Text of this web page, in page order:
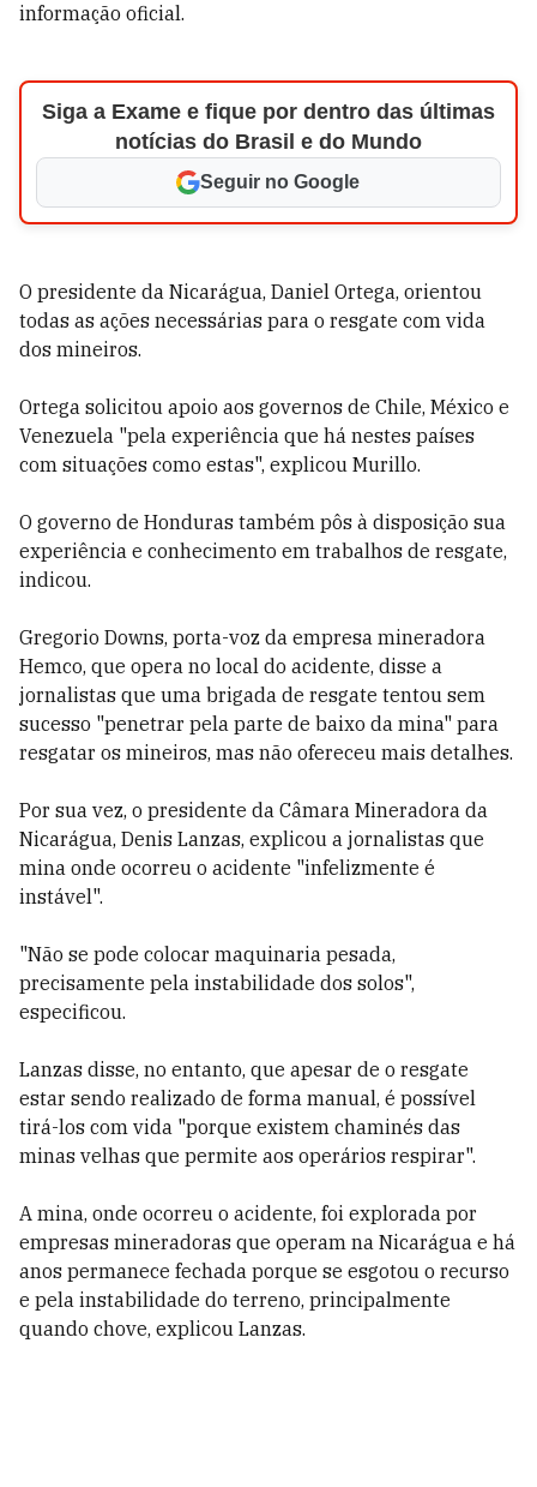
informação oficial.
Siga a Exame e fique por dentro das últimas
notícias do Brasil e do Mundo
Seguir no Google
O presidente da Nicarágua, Daniel Ortega, orientou
todas as ações necessárias para o resgate com vida
dos mineiros.
Ortega solicitou apoio aos governos de Chile, México e
Venezuela "pela experiência que há nestes países
com situações como estas", explicou Murillo.
O governo de Honduras também pôs à disposição sua
experiência e conhecimento em trabalhos de resgate,
indicou.
Gregorio Downs, porta-voz da empresa mineradora
Hemco, que opera no local do acidente, disse a
jornalistas que uma brigada de resgate tentou sem
sucesso "penetrar pela parte de baixo da mina" para
resgatar os mineiros, mas não ofereceu mais detalhes.
Por sua vez, o presidente da Câmara Mineradora da
Nicarágua, Denis Lanzas, explicou a jornalistas que
mina onde ocorreu o acidente "infelizmente é
instável".
"Não se pode colocar maquinaria pesada,
precisamente pela instabilidade dos solos",
especificou.
Lanzas disse, no entanto, que apesar de o resgate
estar sendo realizado de forma manual, é possível
tirá-los com vida "porque existem chaminés das
minas velhas que permite aos operários respirar".
A mina, onde ocorreu o acidente, foi explorada por
empresas mineradoras que operam na Nicarágua e há
anos permanece fechada porque se esgotou o recurso
e pela instabilidade do terreno, principalmente
quando chove, explicou Lanzas.